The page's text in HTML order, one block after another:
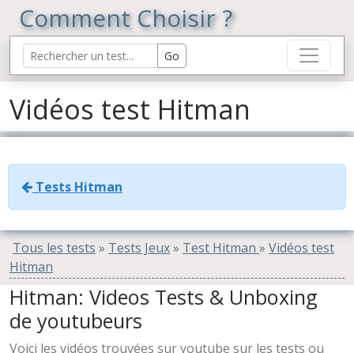
Comment Choisir ?
Vidéos test Hitman
Tests Hitman
Tous les tests » Tests Jeux» Test Hitman » Vidéos test
Hitman
Hitman: Videos Tests & Unboxing
de youtubeurs
Voici les vidéos trouvées sur youtube sur les tests ou